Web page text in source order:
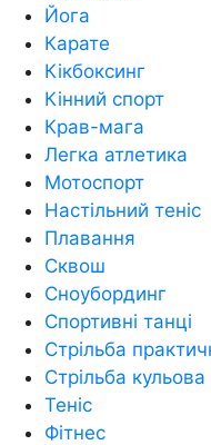
Йога
Карате
Кікбоксинг
Кінний спорт
Крав-мага
Легка атлетика
Мотоспорт
Настільний теніс
Плавання
Сквош
Сноубординг
Спортивні танці
Стрільба
Стрільба кульова
Теніс
Фітнес